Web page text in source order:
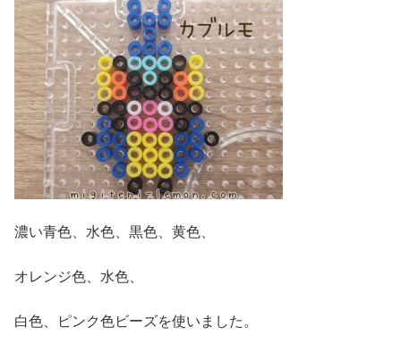
濃い青色、水色、黒色、黄色、
オレンジ色、水色、
白色、ピンク色ビーズを使いました。